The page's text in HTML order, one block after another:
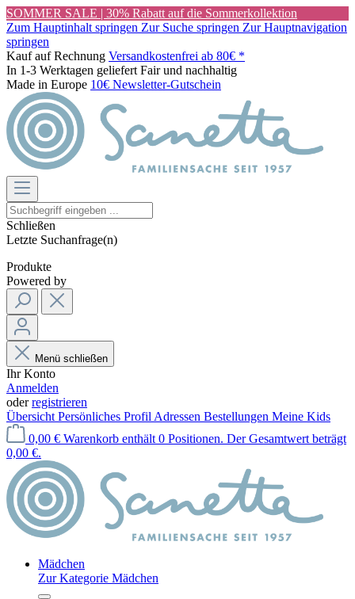
SOMMER SALE | 30% Rabatt auf die Sommerkollektion
Zum Hauptinhalt springen Zur Suche springen Zur Hauptnavigation
springen
Kauf auf Rechnung Versandkostenfrei ab 80€ *
In 1-3 Werktagen geliefert Fair und nachhaltig
Made in Europe 10€ Newsletter-Gutschein
Schließen
Letzte Suchanfrage(n)
Produkte
Powered by
Menü schließen
Ihr Konto
Anmelden
oderregistrieren
Übersicht Persönliches Profil Adressen Bestellungen Meine Kids
0,00 € Warenkorb enthält 0 Positionen. Der Gesamtwert beträgt
0,00 €.
Mädchen
Zur Kategorie Mädchen